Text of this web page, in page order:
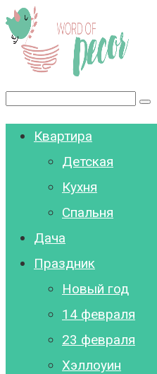
Перейти
к
контенту
Поиск:
Квартира
Детская
Кухня
Спальня
Дача
Праздник
Новый год
14 февраля
23 февраля
Хэллоуин